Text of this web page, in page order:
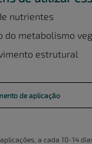
nutrientes
do metabolismo
estrutural
de aplicação
a cada 10-14